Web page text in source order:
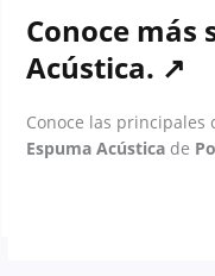
Conoce más
Acústica. ↗
Conoce las principales
Espuma Acústicade